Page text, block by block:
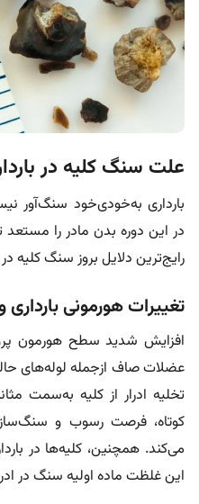
علت سنگ کلیه در
بارداری به‌خودی‌خود سنگ‌آور
در این دوره بدن مادر را
رایج‌ترین دلایل بروز سنگ کلیه
تغییرات هورمونی
افزایش شدید سطح هورمون
عضلات صاف از‌جمله
تخلیه ادرار از‌ کلیه به‌سمت
کوتاه، فرصت رسوب و
می‌کند. همچنین، کلیه‌ها در
این غلظت ماده اولیه سنگ در